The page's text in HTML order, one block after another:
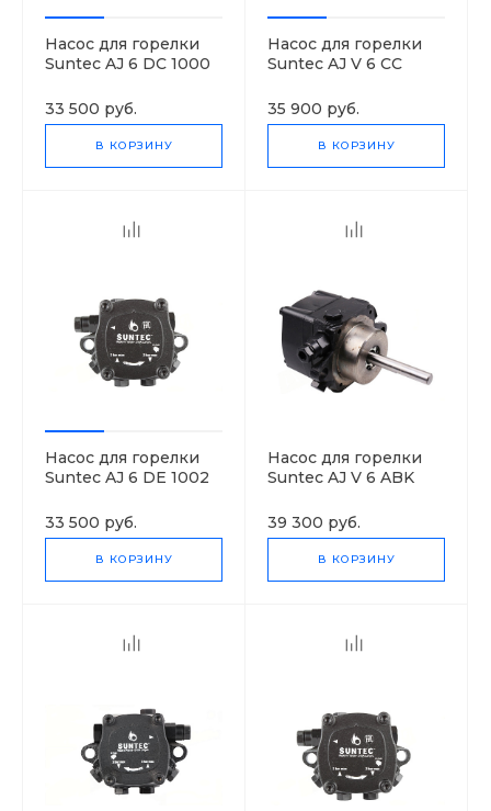
Насос для горелки
Suntec AJ 6 DC 1000
33 500 руб.
В КОРЗИНУ
Насос для горелки
Suntec AJ V 6 CC
35 900 руб.
В КОРЗИНУ
Насос для горелки
Suntec AJ 6 DE 1002
33 500 руб.
В КОРЗИНУ
Насос для горелки
Suntec AJ V 6 ABK
39 300 руб.
В КОРЗИНУ